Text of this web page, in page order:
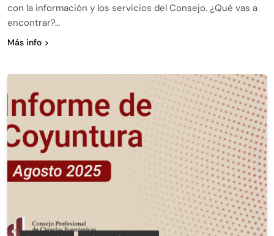
con la información y los servicios del Consejo. ¿Qué vas a
encontrar?…
Más info